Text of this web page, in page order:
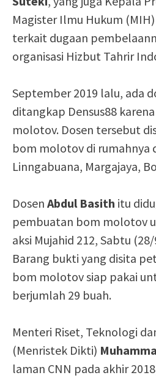
Magister Ilmu Hukum
terkait dugaan
organisasi Hizbut Tahrir
September 2019 lalu, ada
ditangkap Densus88
molotov. Dosen tersebut
bom molotov di rumahnya
Linngabuana, Margajaya,
Dosen Abdul Basith itu
pembuatan bom molotov
aksi Mujahid 212, Sabtu
Barang bukti yang disita
bom molotov siap pakai
berjumlah 29 buah.
Menteri Riset, Teknologi
(Menristek Dikti)
laman CNN pada akhir